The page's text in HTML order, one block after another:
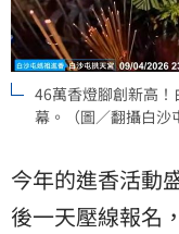
46萬香燈腳創新高
幕。（圖／翻攝白沙
今年的進香活動
後一天壓線報名